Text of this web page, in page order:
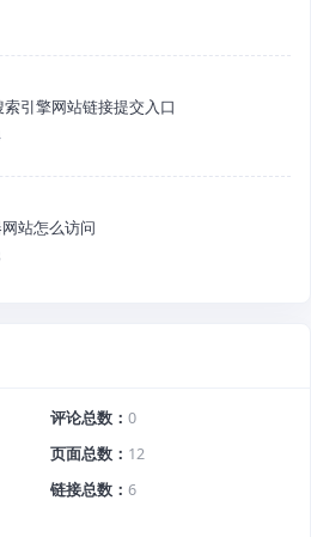
引擎网站链接提交入口
站怎么访问
评论总数
0
页面总数
12
链接总数
6